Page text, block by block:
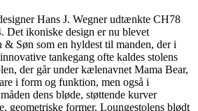
Hans J. Wegner udtænkte CH78
Det ikoniske design er nu blevet
& Søn som en hyldest til manden, der i
tankegang ofte kaldes stolens
der går under kælenavnet Mama Bear,
i form og funktion, men også i
dens bløde, støttende kurver
geometriske former. Loungestolens blødt